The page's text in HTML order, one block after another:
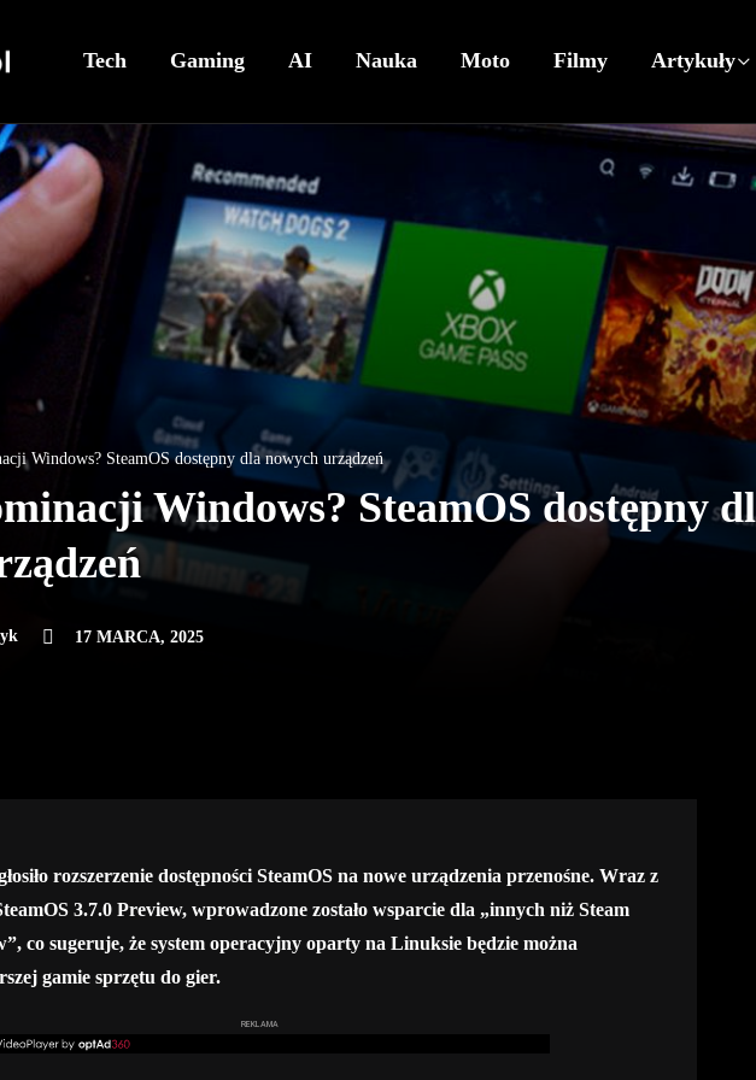
Tech Gaming AI Nauka Moto Filmy Artykuły
Windows? SteamOS dostępny dla nowych urządzeń
Windows? SteamOS dostępny
17 MARCA, 2025
rozszerzenie dostępności SteamOS na nowe urządzenia przenośne. Wraz z
3.7.0 Preview, wprowadzone zostało wsparcie dla „innych niż Steam
co sugeruje, że system operacyjny oparty na Linuksie będzie można
gamie sprzętu do gier.
REKLAMA